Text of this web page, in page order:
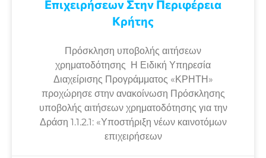
Επιχειρήσεων Στην Περιφέρεια
Κρήτης
Πρόσκληση υποβολής αιτήσεων
χρηματοδότησης Η Ειδική Υπηρεσία
Διαχείρισης Προγράμματος «ΚΡΗΤΗ»
προχώρησε στην ανακοίνωση Πρόσκλησης
υποβολής αιτήσεων χρηματοδότησης για την
Δράση 1.1.2.1: «Υποστήριξη νέων καινοτόμων
επιχειρήσεων